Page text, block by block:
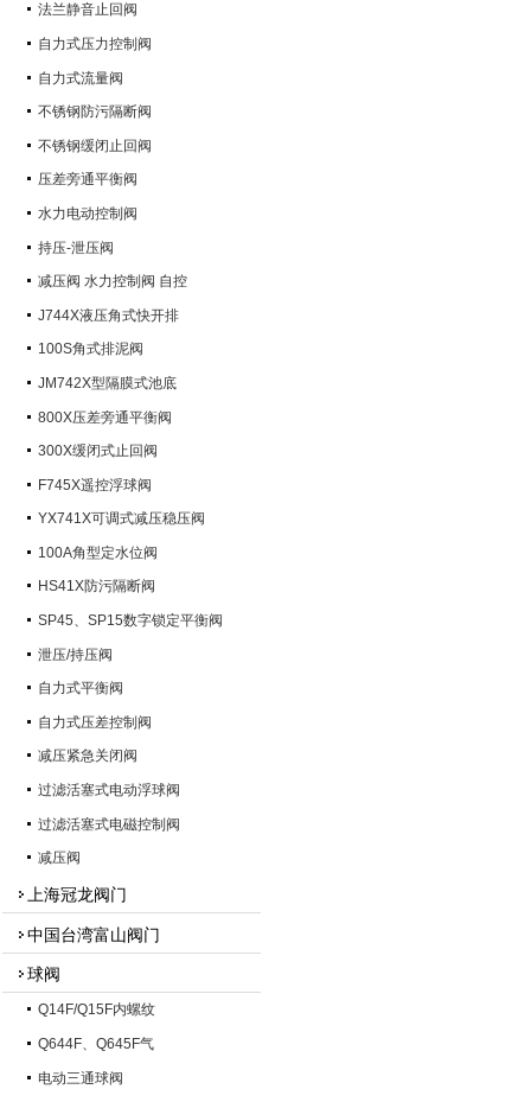
法兰静音止回阀
自力式压力控制阀
自力式流量阀
不锈钢防污隔断阀
不锈钢缓闭止回阀
压差旁通平衡阀
水力电动控制阀
持压-泄压阀
减压阀 水力控制阀 自控
J744X液压角式快开排
100S角式排泥阀
JM742X型隔膜式池底
800X压差旁通平衡阀
300X缓闭式止回阀
F745X遥控浮球阀
YX741X可调式减压稳压阀
100A角型定水位阀
HS41X防污隔断阀
SP45、SP15数字锁定平衡阀
泄压/持压阀
自力式平衡阀
自力式压差控制阀
减压紧急关闭阀
过滤活塞式电动浮球阀
过滤活塞式电磁控制阀
减压阀
上海冠龙阀门
中国台湾富山阀门
球阀
Q14F/Q15F内螺纹
Q644F、Q645F气
电动三通球阀